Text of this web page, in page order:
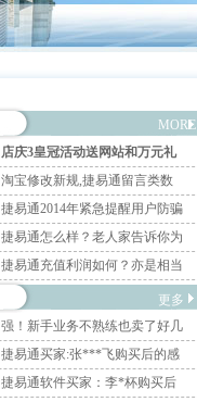
MORE
店庆3皇冠活动送网站和万元礼
淘宝修改新规,捷易通留言类数
捷易通2014年紧急提醒用户防骗
捷易通怎么样？老人家告诉你为
捷易通充值利润如何？亦是相当
更多
强！新手业务不熟练也卖了好几
捷易通买家:张***飞购买后的感
捷易通软件买家：李*杯购买后